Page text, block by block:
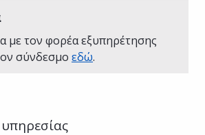
με τον φορέα εξυπηρέτησης
σύνδεσμο εδώ.